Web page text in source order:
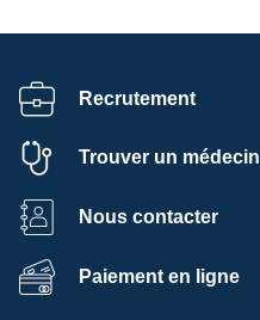
Recrutement
Trouver un médecin
Nous contacter
Paiement en ligne